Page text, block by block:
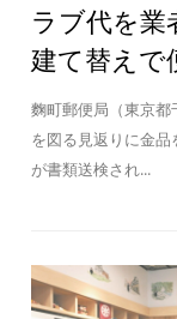
ラブ代を
建て替えで
麴町郵便局（東京
を図る見返りに金
が書類送検され...